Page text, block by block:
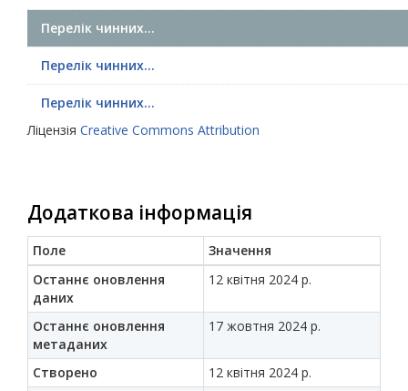
Перелік чинних...
Перелік чинних...
Перелік чинних...
Ліцензія Creative Commons Attribution
Додаткова інформація
Поле
Значення
Останнє оновлення
даних
12 квітня 2024 р.
Останнє оновлення
метаданих
17 жовтня 2024 р.
Створено
12 квітня 2024 р.